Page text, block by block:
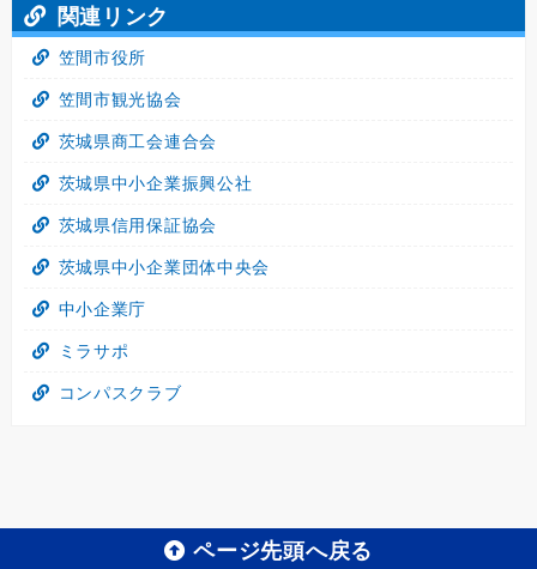
関連リンク
笠間市役所
笠間市観光協会
茨城県商工会連合会
茨城県中小企業振興公社
茨城県信用保証協会
茨城県中小企業団体中央会
中小企業庁
ミラサポ
コンパスクラブ
ページ先頭へ戻る